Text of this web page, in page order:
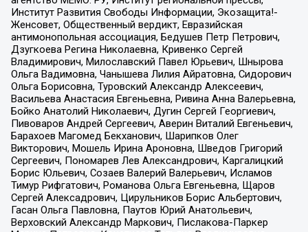
Институт Развития Свободы Информации, Экозащита!-
Женсовет, Общественный вердикт, Евразийская
антимонопольная ассоциация, Бедушев Петр Петрович,
Дзугкоева Регина Николаевна, Кривенко Сергей
Владимирович, Милославский Павел Юрьевич, Шнырова
Ольга Вадимовна, Чанышева Лилия Айратовна, Сидорович
Ольга Борисовна, Туровский Александр Алексеевич,
Васильева Анастасия Евгеньевна, Ривина Анна Валерьевна,
Бойко Анатолий Николаевич, Дугин Сергей Георгиевич,
Пивоваров Андрей Сергеевич, Аверин Виталий Евгеньевич,
Барахоев Магомед Бекханович, Шарипков Олег
Викторович, Мошель Ирина Ароновна, Шведов Григорий
Сергеевич, Пономарев Лев Александрович, Каргалицкий
Борис Юльевич, Созаев Валерий Валерьевич, Исламов
Тимур Рифгатович, Романова Ольга Евгеньевна, Щаров
Сергей Алексадрович, Цирульников Борис Альбертович,
Гасан Ольга Павловна, Паутов Юрий Анатольевич,
Верховский Александр Маркович, Пислакова-Паркер